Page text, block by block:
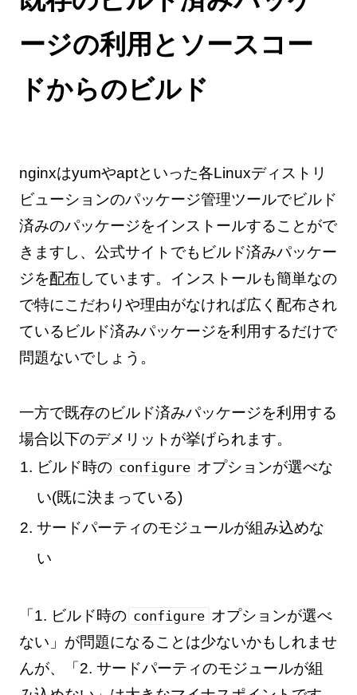
ージの利用とソースコー
ドからのビルド
nginxはyumやaptといった各Linuxディストリ
ビューションのパッケージ管理ツールでビルド
済みのパッケージをインストールすることがで
きますし、公式サイトでもビルド済みパッケー
ジを配布しています。インストールも簡単なの
で特にこだわりや理由がなければ広く配布され
ているビルド済みパッケージを利用するだけで
問題ないでしょう。
一方で既存のビルド済みパッケージを利用する
場合以下のデメリットが挙げられます。
ビルド時の configure オプションが選べな
い(既に決まっている)
サードパーティのモジュールが組み込めな
い
「1. ビルド時の configure オプションが選べ
ない」が問題になることは少ないかもしれませ
んが、「2. サードパーティのモジュールが組